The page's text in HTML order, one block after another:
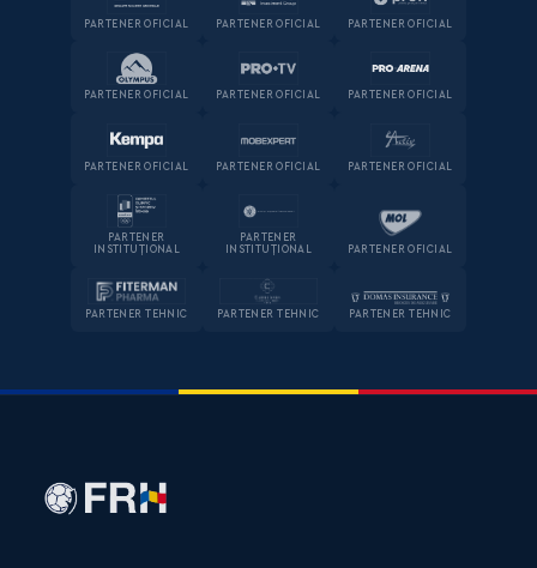
PARTENER OFICIAL PARTENER OFICIAL PARTENER OFICIAL
PARTENER OFICIAL PARTENER OFICIAL PARTENER OFICIAL
PARTENER OFICIAL PARTENER OFICIAL PARTENER OFICIAL
PARTENER
INSTITUȚIONAL
PARTENER
INSTITUȚIONAL
PARTENER OFICIAL
PARTENER TEHNIC PARTENER TEHNIC PARTENER TEHNIC